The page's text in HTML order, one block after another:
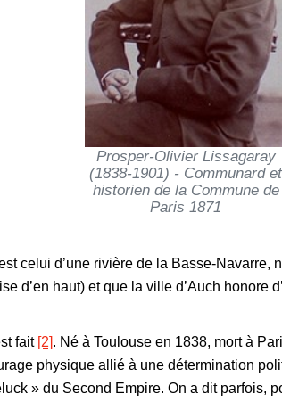
Prosper-Olivier Lissagaray
(1838-1901) - Communard et
historien de la Commune de
Paris 1871
celui d’une rivière de la Basse-
d’en haut) et que la ville d’Auch
fait [2]. Né à Toulouse en 1838, mort à
physique allié à une détermination
» du Second Empire. On a dit parfois,